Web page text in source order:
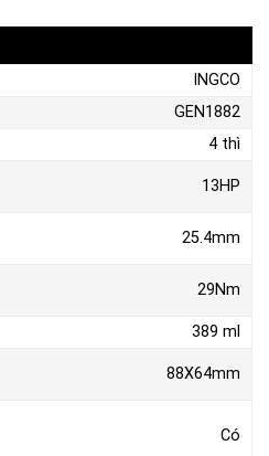
INGCO
GEN1882
4 thì
13HP
25.4mm
29Nm
389 ml
88X64mm
Có